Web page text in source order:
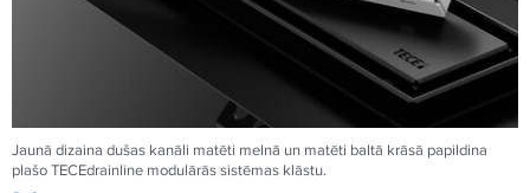
Jaunā dizaina dušas kanāli matēti melnā un matēti baltā krāsā papildina
plašo TECEdrainline modulārās sistēmas klāstu.